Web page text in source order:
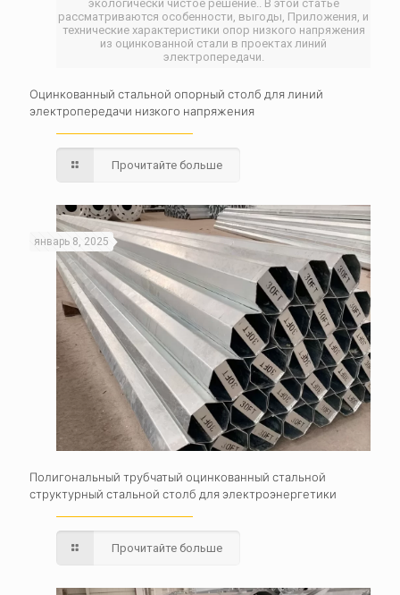
экологически чистое решение.. В этой статье
рассматриваются особенности, выгоды, Приложения, и
технические характеристики опор низкого напряжения
из оцинкованной стали в проектах линий
электропередачи.
Оцинкованный стальной опорный столб для линий
электропередачи низкого напряжения
Прочитайте больше
январь 8, 2025
Полигональный трубчатый оцинкованный стальной
структурный стальной столб для электроэнергетики
Прочитайте больше